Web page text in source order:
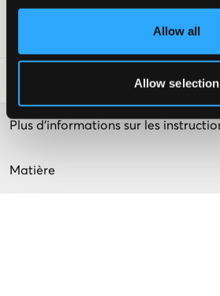
Allow all
Allow selection
Livr. couleur/code couleur: medium
120091-004
Plus d'informations sur les
Matière